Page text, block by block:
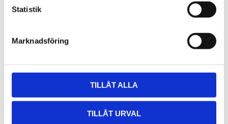
Statistik
Marknadsföring
TILLÅT ALLA
TILLÅT URVAL